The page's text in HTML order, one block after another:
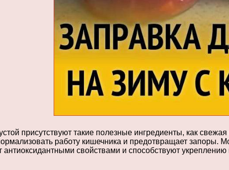
присутствуют такие полезные ингредиенты, как
работу кишечника и предотвращает
антиоксидантными свойствами и способствуют